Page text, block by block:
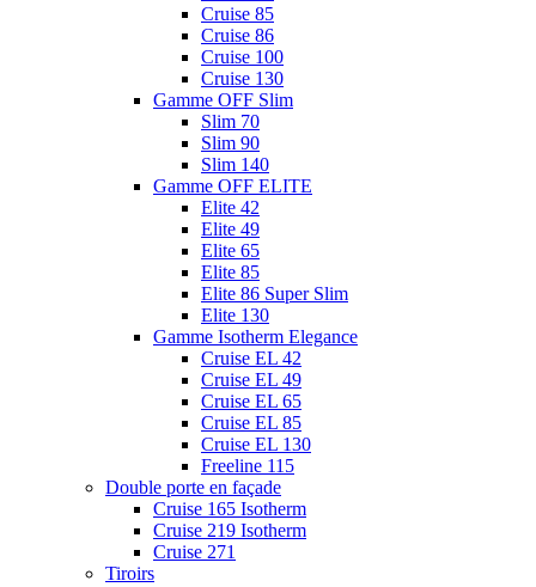
Cruise 85
Cruise 86
Cruise 100
Cruise 130
Gamme OFF Slim
Slim 70
Slim 90
Slim 140
Gamme OFF ELITE
Elite 42
Elite 49
Elite 65
Elite 85
Elite 86 Super Slim
Elite 130
Gamme Isotherm Elegance
Cruise EL 42
Cruise EL 49
Cruise EL 65
Cruise EL 85
Cruise EL 130
Freeline 115
Double porte en façade
Cruise 165 Isotherm
Cruise 219 Isotherm
Cruise 271
Tiroirs